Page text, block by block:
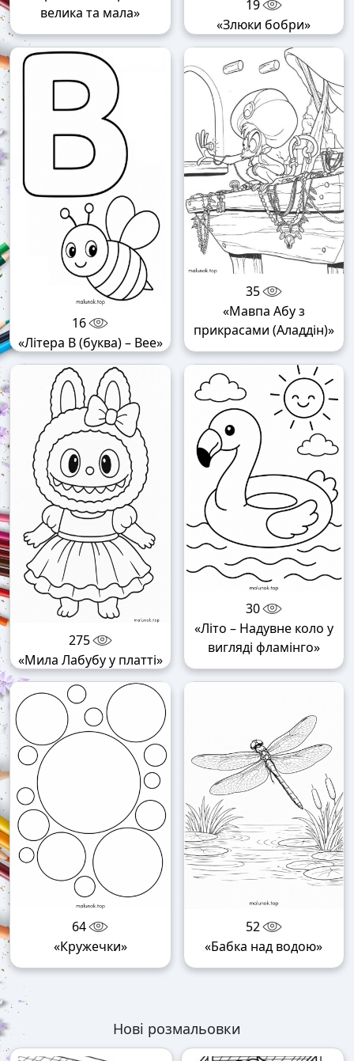
велика та мала»
19
«Злюки бобри»
16
«Літера B (буква) – Bee»
35
«Мавпа Абу з
прикрасами (Аладдін)»
275
«Мила Лабубу у платті»
30
«Літо – Надувне коло у
вигляді фламінго»
64
«Кружечки»
52
«Бабка над водою»
Нові розмальовки